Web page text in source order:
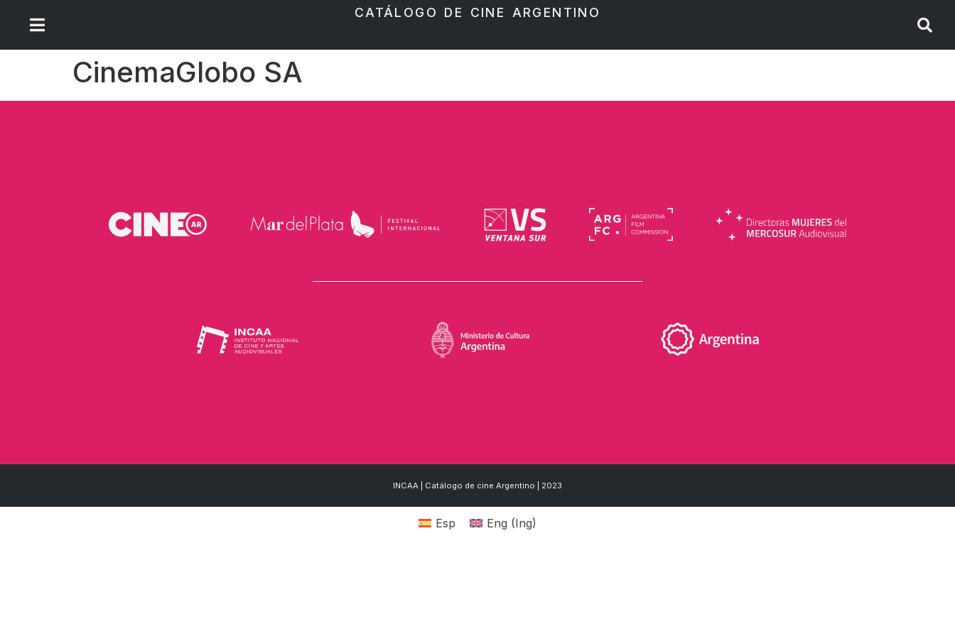
CATÁLOGO DE CINE ARGENTINO
CinemaGlobo SA
INCAA | Catálogo de cine Argentino | 2023
Esp Eng (Ing)